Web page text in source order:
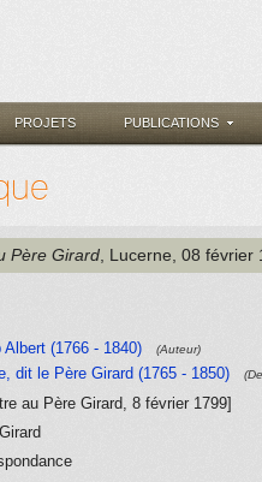
PROJETS PUBLICATIONS
Père Girard , Lucerne , 08 février
(1766 - 1840) (Auteur)
dit le Père Girard (1765 - 1850)
au Père Girard, 8 février 1799]